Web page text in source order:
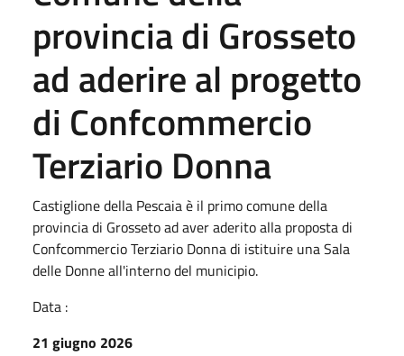
provincia di Grosseto
ad aderire al progetto
di Confcommercio
Terziario Donna
Castiglione della Pescaia è il primo comune della
provincia di Grosseto ad aver aderito alla proposta di
Confcommercio Terziario Donna di istituire una Sala
delle Donne all'interno del municipio.
Data :
21 giugno 2026